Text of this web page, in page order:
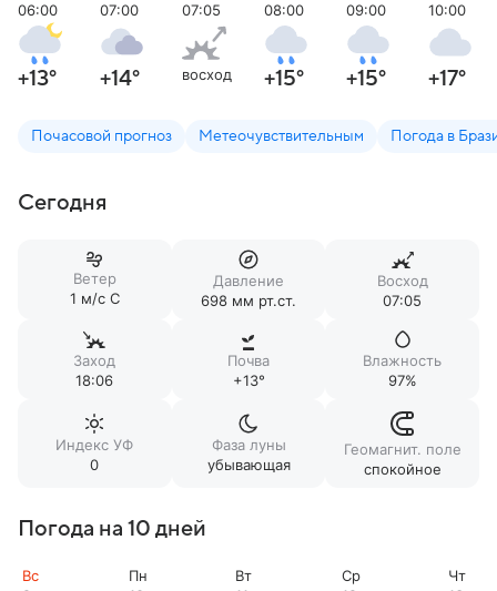
06:00
+13°
07:00
+14°
07:05
восход
08:00
+15°
09:00
+15°
10:00
+17°
Почасовой прогноз Метеочувствительным Погода в
Сегодня
Ветер
1 м/c С
Давление
698 мм рт.ст.
Восход
07:05
Заход
18:06
Почва
+13°
Влажность
97%
Индекс УФ
0
Фаза луны
убывающая
Геомагнит. поле
спокойное
Погода на 10 дней
Вс
Пн
Вт
Ср
Чт